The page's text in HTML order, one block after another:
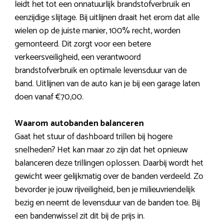
leidt het tot een onnatuurlijk brandstofverbruik en
eenzijdige slijtage. Bij uitlijnen draait het erom dat alle
wielen op de juiste manier, 100% recht, worden
gemonteerd. Dit zorgt voor een betere
verkeersveiligheid, een verantwoord
brandstofverbruik en optimale levensduur van de
band. Uitlijnen van de auto kan je bij een garage laten
doen vanaf €70,00.
Waarom autobanden balanceren
Gaat het stuur of dashboard trillen bij hogere
snelheden? Het kan maar zo zijn dat het opnieuw
balanceren deze trillingen oplossen. Daarbij wordt het
gewicht weer gelijkmatig over de banden verdeeld. Zo
bevorder je jouw rijveiligheid, ben je milieuvriendelijk
bezig en neemt de levensduur van de banden toe. Bij
een bandenwissel zit dit bij de prijs in.